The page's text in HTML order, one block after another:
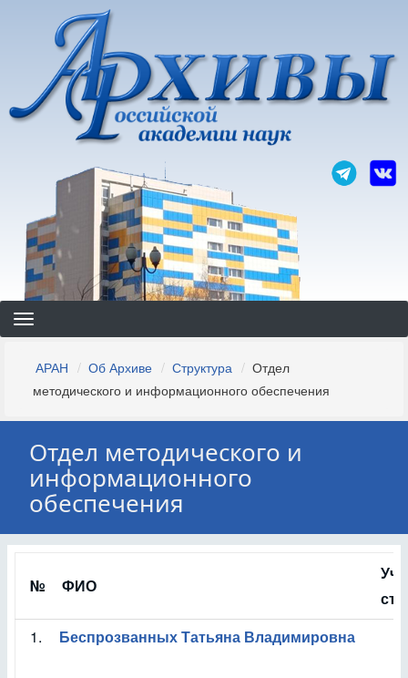
основному
содержанию
Строка
навигации
АРАН Об Архиве Структура
Отдел
методического и информационного обеспечения
Отдел методического и
информационного
обеспечения
№ ФИО
1.
Беспрозванных Татьяна Владимировна